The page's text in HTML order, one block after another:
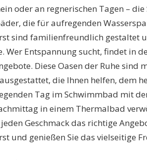
oder an regnerischen Tagen –
die für aufregenden
sind familienfreundlich gestaltet
Wer Entspannung sucht, findet in
Diese Oasen der Ruhe sind
die Ihnen helfen, dem
Tag im Schwimmbad mit
in einem Thermalbad
Geschmack das richtige
und genießen Sie das vielseitige